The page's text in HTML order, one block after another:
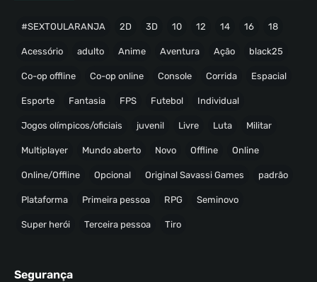
#SEXTOULARANJA 2D 3D 10 12 14 16 18
Acessório adulto Anime Aventura Ação black25
Co-op offline Co-op online Console Corrida Espacial
Esporte Fantasia FPS Futebol Individual
Jogos olímpicos/oficiais juvenil Livre Luta Militar
Multiplayer Mundo aberto Novo Offline Online
Online/Offline Opcional Original Savassi Games padrão
Plataforma Primeira pessoa RPG Seminovo
Super herói Terceira pessoa Tiro
Segurança